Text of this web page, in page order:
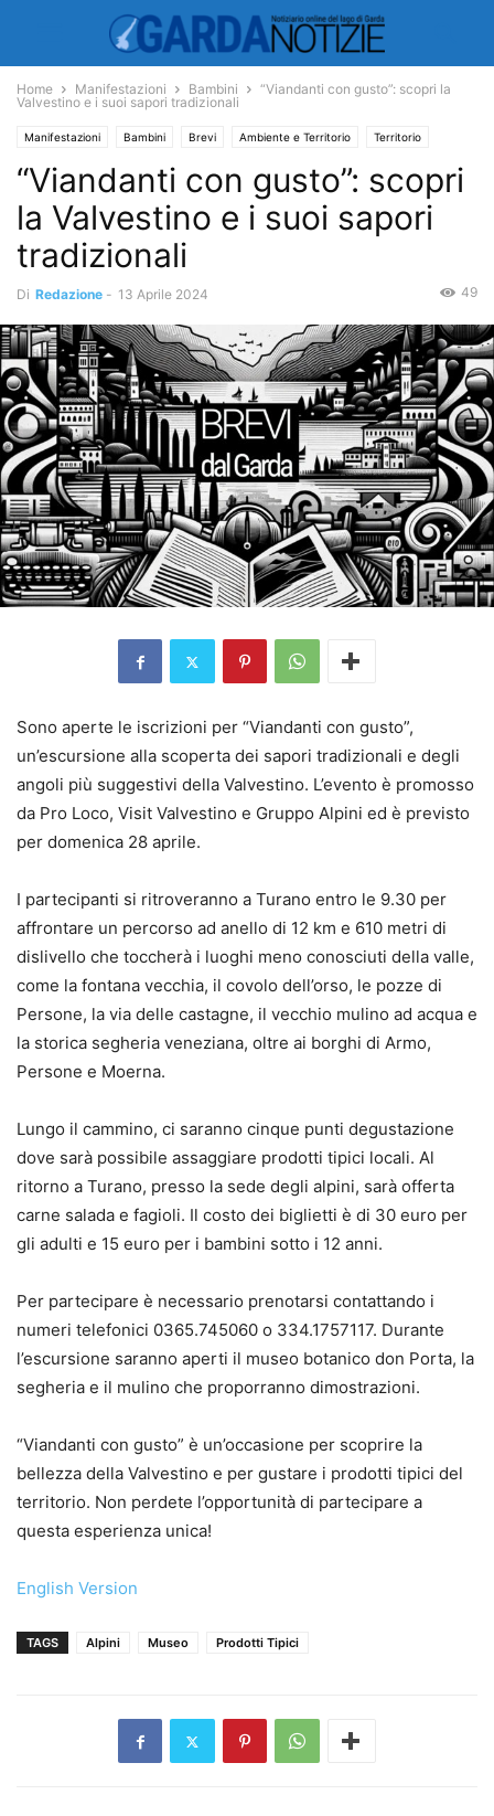
Home Manifestazioni Bambini
“Viandanti con gusto”: scopri la
Valvestino e i suoi sapori tradizionali
Manifestazioni Bambini Brevi Ambiente e Territorio Territorio
“Viandanti con gusto”: scopri
la Valvestino e i suoi sapori
tradizionali
Di Redazione - 13 Aprile 2024 49
Sono aperte le iscrizioni per “Viandanti con gusto”,
un’escursione alla scoperta dei sapori tradizionali e degli
angoli più suggestivi della Valvestino. L’evento è promosso
da Pro Loco, Visit Valvestino e Gruppo Alpini ed è previsto
per domenica 28 aprile.
I partecipanti si ritroveranno a Turano entro le 9.30 per
affrontare un percorso ad anello di 12 km e 610 metri di
dislivello che toccherà i luoghi meno conosciuti della valle,
come la fontana vecchia, il covolo dell’orso, le pozze di
Persone, la via delle castagne, il vecchio mulino ad acqua e
la storica segheria veneziana, oltre ai borghi di Armo,
Persone e Moerna.
Lungo il cammino, ci saranno cinque punti degustazione
dove sarà possibile assaggiare prodotti tipici locali. Al
ritorno a Turano, presso la sede degli alpini, sarà offerta
carne salada e fagioli. Il costo dei biglietti è di 30 euro per
gli adulti e 15 euro per i bambini sotto i 12 anni.
Per partecipare è necessario prenotarsi contattando i
numeri telefonici 0365.745060 o 334.1757117. Durante
l’escursione saranno aperti il museo botanico don Porta, la
segheria e il mulino che proporranno dimostrazioni.
“Viandanti con gusto” è un’occasione per scoprire la
bellezza della Valvestino e per gustare i prodotti tipici del
territorio. Non perdete l’opportunità di partecipare a
questa esperienza unica!
English Version
TAGS Alpini Museo Prodotti Tipici